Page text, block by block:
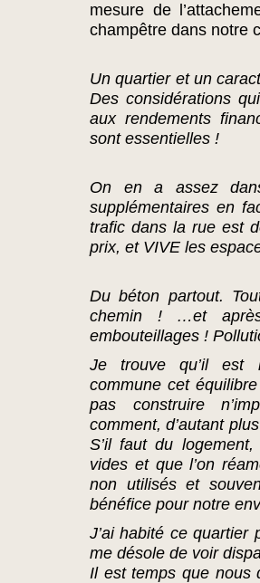
mesure de
champêtre dans notre
Un quartier et un
Des considérations
aux rendements
sont essentielles !
On en a assez
supplémentaires en
trafic dans la rue est
prix, et VIVE les
Du béton partout.
chemin ! …et
embouteillages !
Je trouve qu’il est
commune cet
pas construire
comment, d’autant
S’il faut du
vides et que l’on
non utilisés et
bénéfice pour notre
J’ai habité ce quartier
me désole de voir
Il est temps que nous